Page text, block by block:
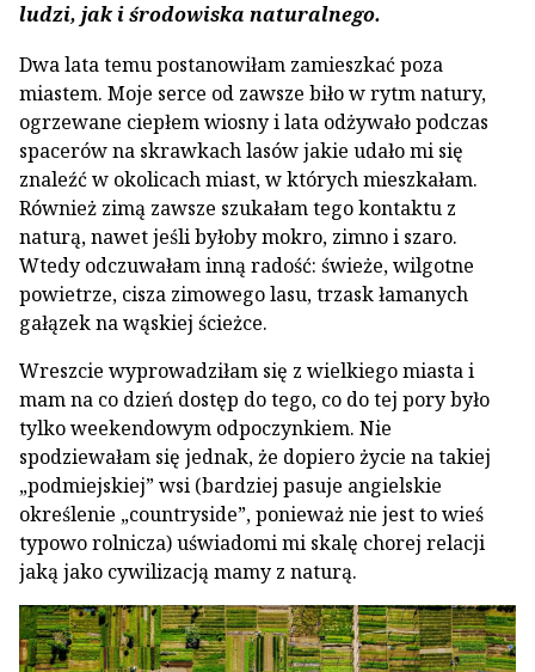
ludzi, jak i środowiska naturalnego.
Dwa lata temu postanowiłam zamieszkać poza
miastem. Moje serce od zawsze biło w rytm natury,
ogrzewane ciepłem wiosny i lata odżywało podczas
spacerów na skrawkach lasów jakie udało mi się
znaleźć w okolicach miast, w których mieszkałam.
Również zimą zawsze szukałam tego kontaktu z
naturą, nawet jeśli byłoby mokro, zimno i szaro.
Wtedy odczuwałam inną radość: świeże, wilgotne
powietrze, cisza zimowego lasu, trzask łamanych
gałązek na wąskiej ścieżce.
Wreszcie wyprowadziłam się z wielkiego miasta i
mam na co dzień dostęp do tego, co do tej pory było
tylko weekendowym odpoczynkiem. Nie
spodziewałam się jednak, że dopiero życie na takiej
„podmiejskiej” wsi (bardziej pasuje angielskie
określenie „countryside”, ponieważ nie jest to wieś
typowo rolnicza) uświadomi mi skalę chorej relacji
jaką jako cywilizacją mamy z naturą.